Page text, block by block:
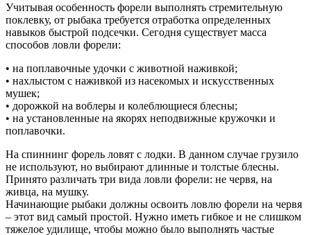
Учитывая особенность форели выполнять стремительную
поклевку, от рыбака требуется отработка определенных
навыков быстрой подсечки. Сегодня существует масса
способов ловли форели:
• на поплавочные удочки с животной наживкой;
• нахлыстом с наживкой из насекомых и искусственных
мушек;
• дорожкой на воблеры и колеблющиеся блесны;
• на установленные на якорях неподвижные кружочки и
поплавочки.
На спиннинг форель ловят с лодки. В данном случае грузило
не используют, но выбирают длинные и толстые блесны.
Принято различать три вида ловли форели: не червя, на
живца, на мушку.
Начинающие рыбаки должны освоить ловлю форели на червя
– этот вид самый простой. Нужно иметь гибкое и не слишком
тяжелое удилище, чтобы можно было выполнять частые